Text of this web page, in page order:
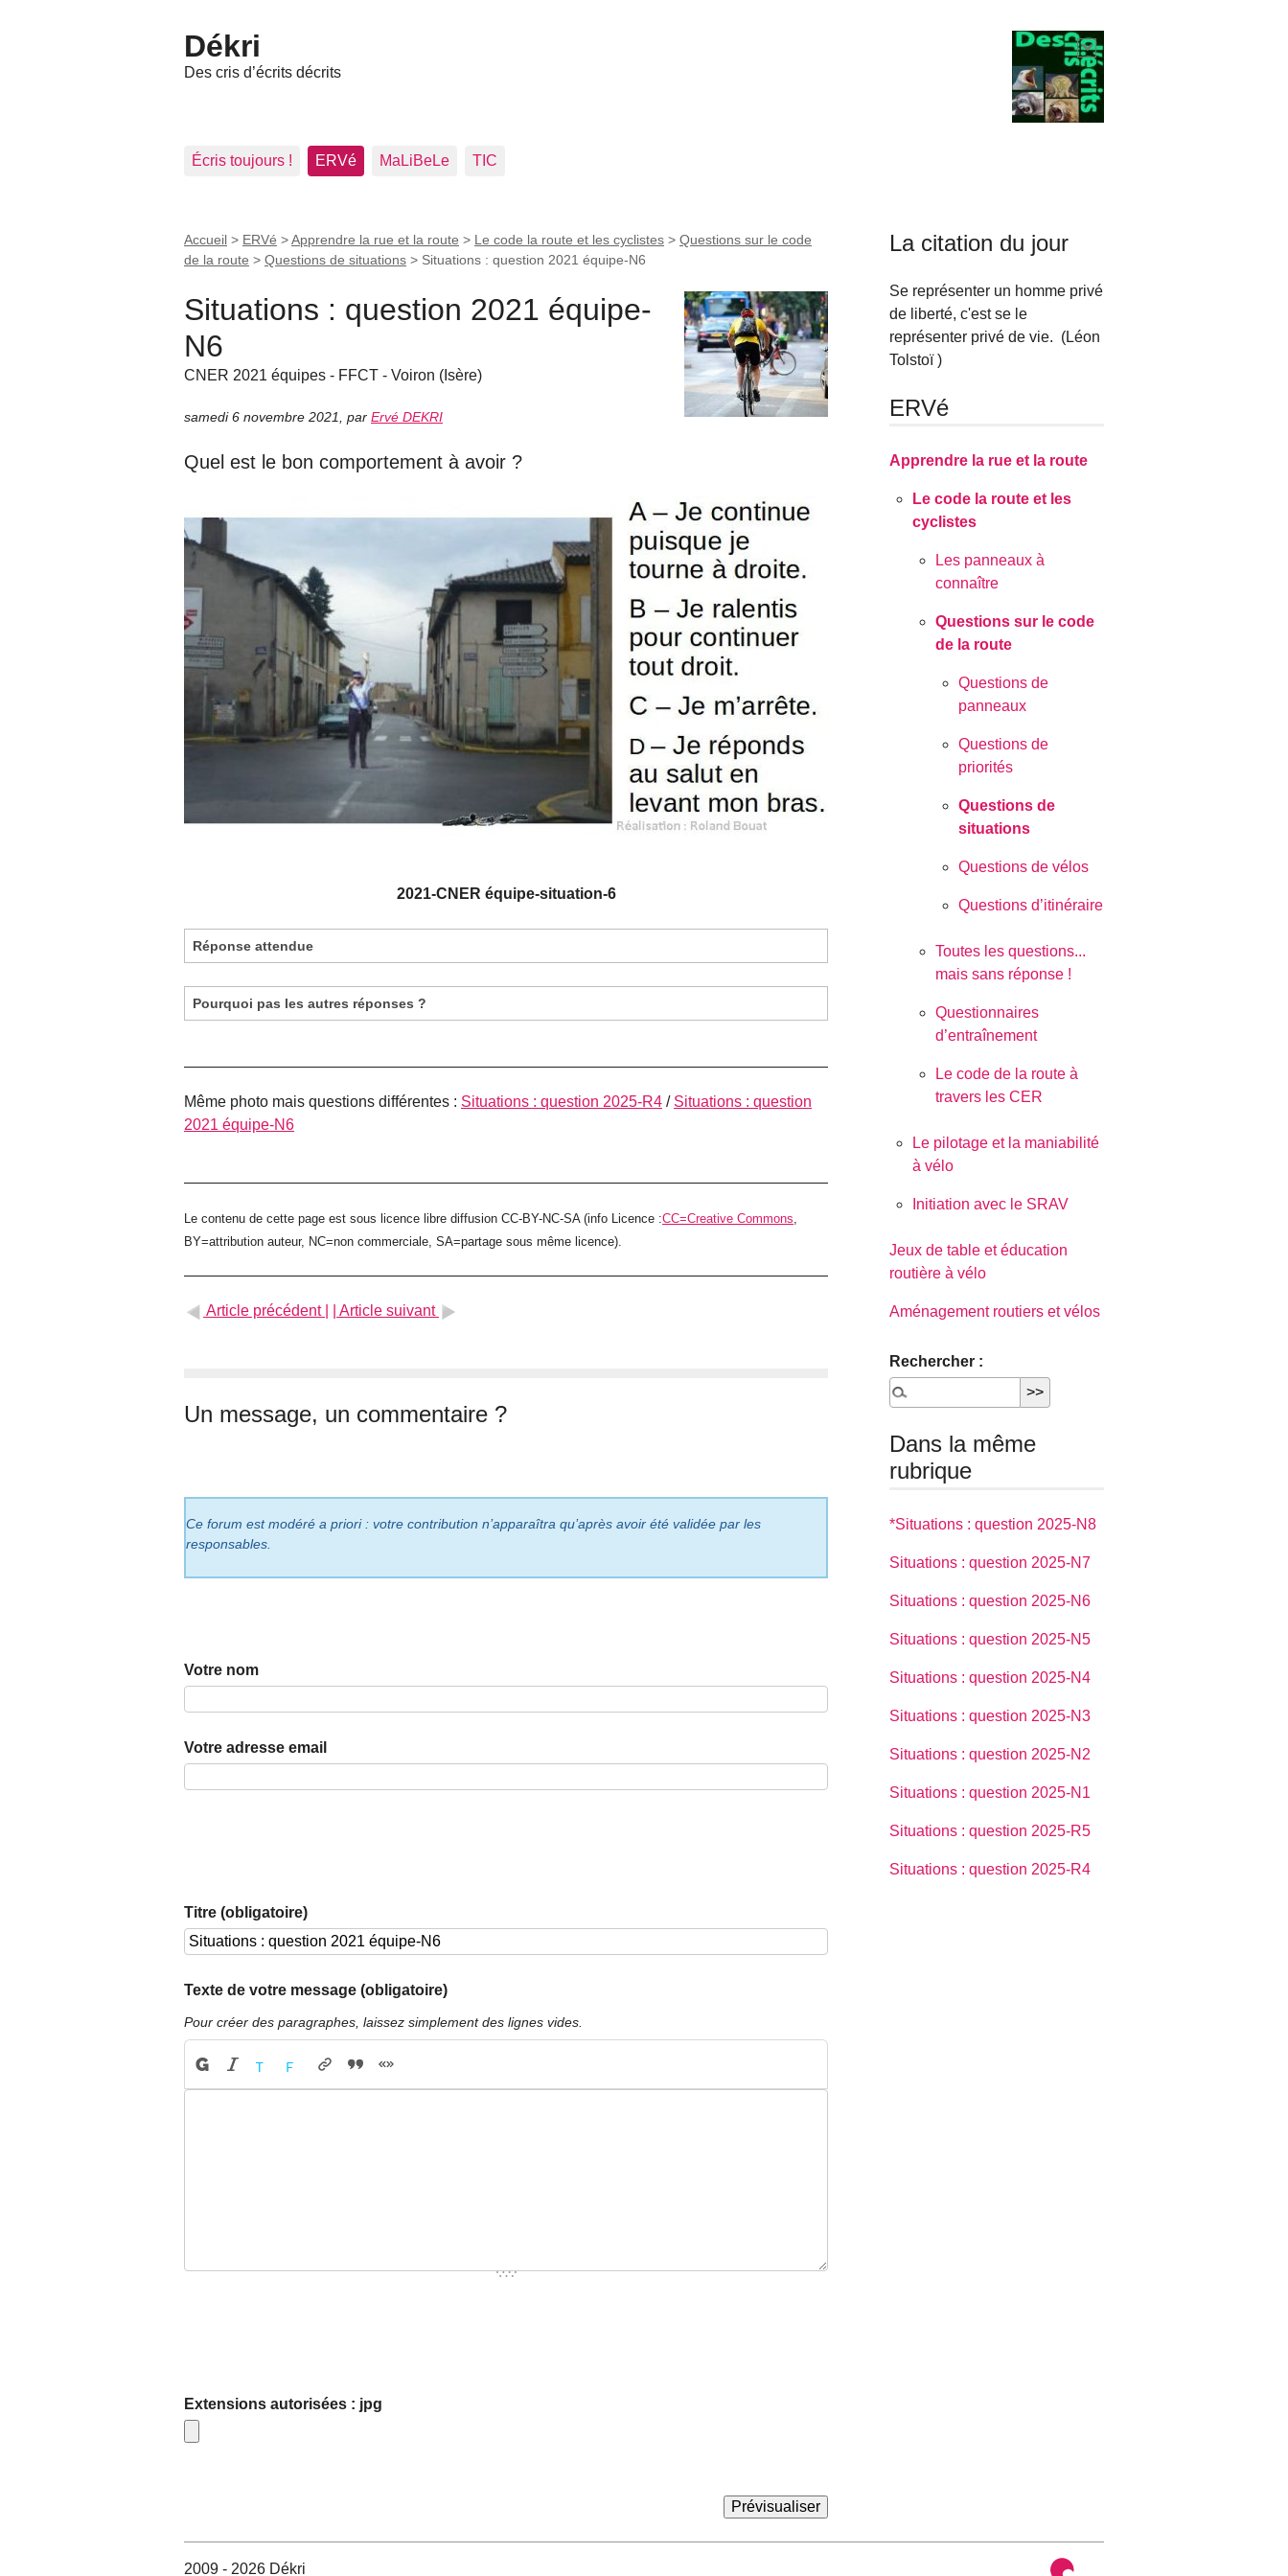
Dékri
Des cris d’écrits décrits
Écris toujours ! ERVé MaLiBeLe TIC
Accueil > ERVé >Apprendre la rue et la route > Le code la route et les cyclistes > Questions sur le code
de la route > Questions de situations > Situations : question 2021 équipe-N6
Situations : question 2021 équipe-
N6
CNER 2021 équipes - FFCT - Voiron (Isère)
samedi 6 novembre 2021 par Ervé DEKRI
Quel est le bon comportement à avoir ?
2021-CNER équipe-situation-6
Réponse attendue
Pourquoi pas les autres réponses ?
Même photo mais questions différentes : Situations : question 2025-R4 / Situations : question
2021 équipe-N6
Le contenu de cette page est sous licence libre diffusion CC-BY-NC-SA (info Licence :CC=Creative Commons,
BY=attribution auteur, NC=non commerciale, SA=partage sous même licence).
Article précédent | | Article suivant
Un message, un commentaire ?
Ce forum est modéré a priori : votre contribution n’apparaîtra qu’après avoir été validée par les
responsables.
Votre nom
Votre adresse email
Titre (obligatoire)
Texte de votre message (obligatoire)
Pour créer des paragraphes, laissez simplement des lignes vides.
Extensions autorisées : jpg
La citation du jour
Se représenter un homme privé
de liberté, c'est se le
représenter privé de vie. (Léon
Tolstoï )
ERVé
Apprendre la rue et la route
Le code la route et les
cyclistes
Les panneaux à
connaître
Questions sur le code
de la route
Questions de
panneaux
Questions de
priorités
Questions de
situations
Questions de vélos
Questions d’itinéraire
Toutes les questions...
mais sans réponse !
Questionnaires
d’entraînement
Le code de la route à
travers les CER
Le pilotage et la maniabilité
à vélo
Initiation avec le SRAV
Jeux de table et éducation
routière à vélo
Aménagement routiers et vélos
Rechercher :
Dans la même
rubrique
*Situations : question 2025-N8
Situations : question 2025-N7
Situations : question 2025-N6
Situations : question 2025-N5
Situations : question 2025-N4
Situations : question 2025-N3
Situations : question 2025-N2
Situations : question 2025-N1
Situations : question 2025-R5
Situations : question 2025-R4
2009 - 2026 Dékri